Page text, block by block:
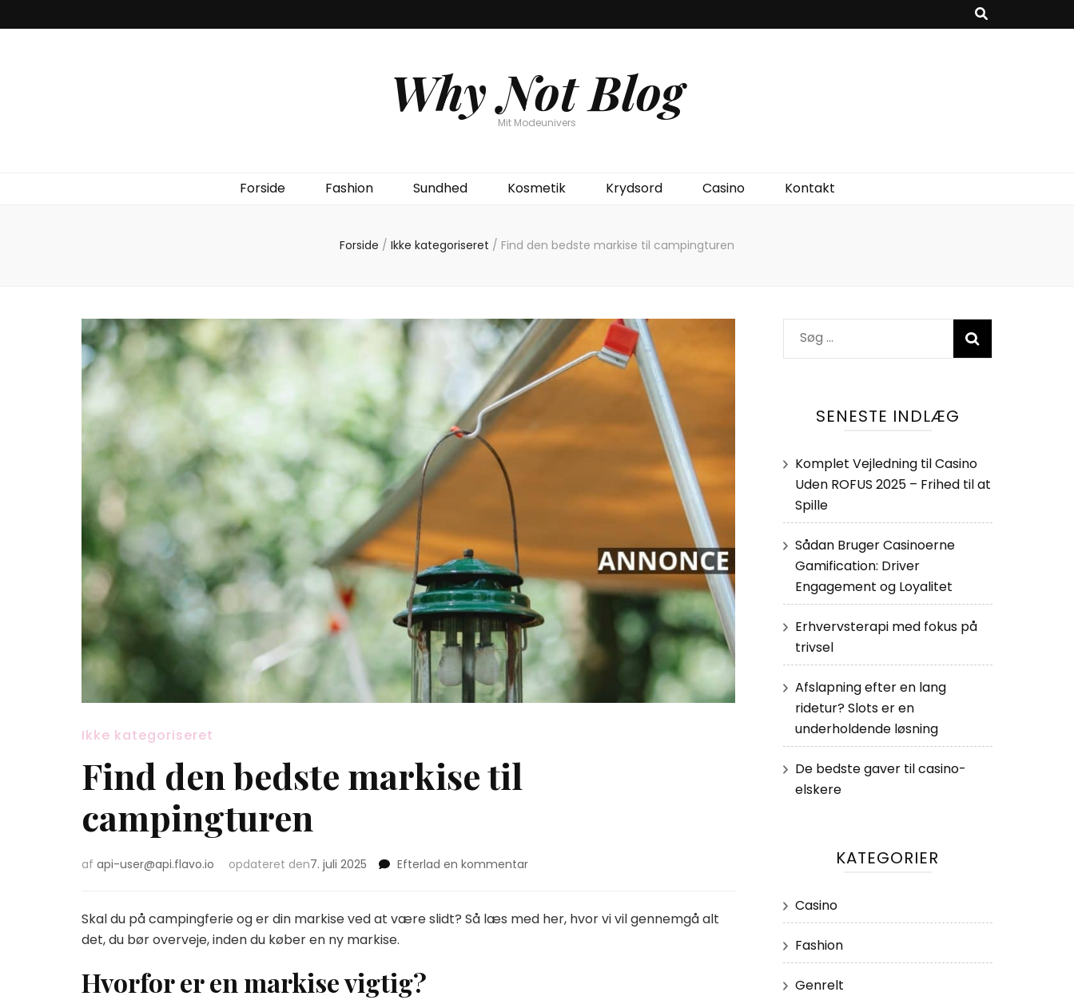
Why Not Blog
Mit Modeunivers
Forside Fashion Sundhed Kosmetik Krydsord Casino Kontakt
Forside / Ikke kategoriseret / Find den bedste markise til campingturen
Ikke kategoriseret
Find den bedste markise til
campingturen
af api-user@api.flavo.io opdateret den7. juli 2025 Efterlad en kommentaron
bedste
markise
Skal du på campingferie og er din markise ved at være slidt? Så læs med her, hvor vi vil gennemgå alt
det, du bør overveje, inden du køber en ny markise.
Hvorfor er en markise vigtig?
Søg
efter:
SENESTE INDLÆG
Komplet Vejledning til Casino
Uden ROFUS 2025 – Frihed til at
Spille
Sådan Bruger Casinoerne
Gamification: Driver
Engagement og Loyalitet
Erhvervsterapi med fokus på
trivsel
Afslapning efter en lang
ridetur? Slots er en
underholdende løsning
De bedste gaver til casino-
elskere
KATEGORIER
Casino
Fashion
Genrelt